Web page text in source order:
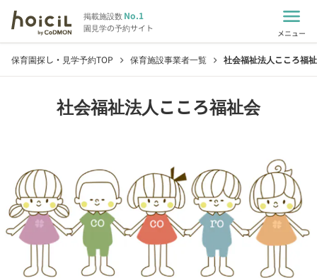
掲載施設数No.1
園見学の予約サイト
menu
メニュー
保育園探し・見学予約TOP chevron_right 保育施設事業者一覧 chevron_right 社会福祉法人こころ福
社会福祉法人こころ福祉会